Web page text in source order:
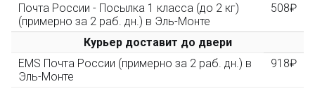
Скидка за обзор
(фото сборки) до 10%
Пришлите фото поэтапной сборки купленного
конструктора и получите дополнительную скидку
10% при покупке следующего набора (не дороже 10
Почта России - Посылка 1 класса (до 2 кг)
(примерно за 2 раб. дн.) в Эль-Монте
508₽
Курьер доставит до двери
EMS Почта России (примерно за 2 раб. дн.) в
Эль-Монте
918₽